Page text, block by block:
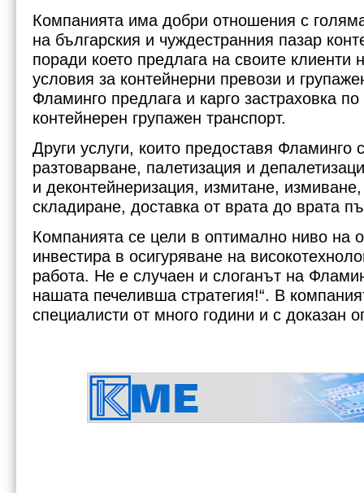
Компанията има добри отношения с
на българския и чуждестранния пазар
поради което предлага на своите клиенти
условия за контейнерни превози и
Фламинго предлага и карго застраховка
контейнерен групажен транспорт.
Други услуги, които предоставя Фламинго
разтоварване, палетизация и
и деконтейнеризация, измитане,
складиране, доставка от врата до врата
Компанията се цели в оптимално ниво на
инвестира в осигуряване на
работа. Не е случаен и слоганът на
нашата печеливша стратегия!“. В
специалисти от много години и с доказан